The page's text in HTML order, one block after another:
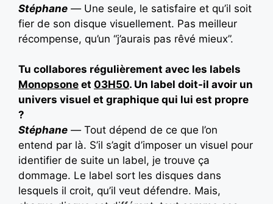
Stéphane —Une seule, le satisfaire et qu’il soit
fier de son disque visuellement. Pas meilleur
récompense, qu’un “j’aurais pas rêvé mieux”.
Tu collabores régulièrement avec les labels
Monopsone et 03H50. Un label doit-il avoir un
univers visuel et graphique qui lui est propre
?
Stéphane —Tout dépend de ce que l’on
entend par là. S’il s’agit d’imposer un visuel pour
identifier de suite un label, je trouve ça
dommage. Le label sort les disques dans
lesquels il croit, qu’il veut défendre. Mais,